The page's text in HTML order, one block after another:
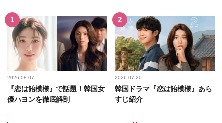
2026.08.07
『恋は飴模様』で話題！韓国女
優ハヨンを徹底解剖
2026.07.20
韓国ドラマ『恋は飴模様』あら
すじ紹介